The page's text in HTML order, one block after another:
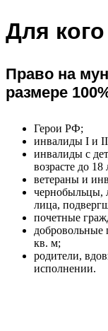
Для
Право на
размере
Герои РФ;
инвалиды I и
инвалиды с
возрасте до 18
ветераны и
чернобыльцы,
лица,
почетные
добровольные
кв. м;
родители,
исполнении.